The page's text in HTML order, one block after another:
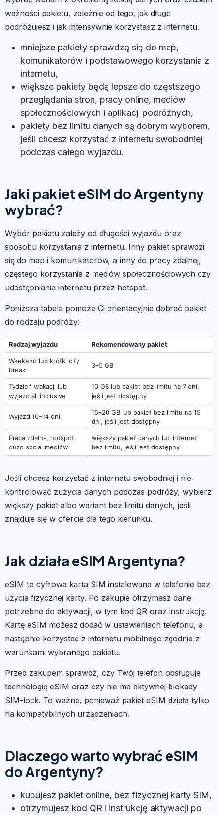
ważności pakietu, zależnie od tego, jak długo
podróżujesz i jak intensywnie korzystasz z internetu.
mniejsze pakiety sprawdzą się do map,
komunikatorów i podstawowego korzystania z
internetu,
większe pakiety będą lepsze do częstszego
przeglądania stron, pracy online, mediów
społecznościowych i aplikacji podróżnych,
pakiety bez limitu danych są dobrym wyborem,
jeśli chcesz korzystać z internetu swobodniej
podczas całego wyjazdu.
Jaki pakiet eSIM do Argentyny
wybrać?
Wybór pakietu zależy od długości wyjazdu oraz
sposobu korzystania z internetu. Inny pakiet sprawdzi
się do map i komunikatorów, a inny do pracy zdalnej,
częstego korzystania z mediów społecznościowych czy
udostępniania internetu przez hotspot.
Poniższa tabela pomoże Ci orientacyjnie dobrać pakiet
do rodzaju podróży:
Rodzaj wyjazdu Rekomendowany pakiet
Weekend lub krótki city
break
3–5 GB
Tydzień wakacji lub
wyjazd all inclusive
10 GB lub pakiet bez limitu na 7 dni,
jeśli jest dostępny
Wyjazd 10–14 dni
15–20 GB lub pakiet bez limitu na 15
dni, jeśli jest dostępny
Praca zdalna, hotspot,
dużo social mediów
większy pakiet danych lub internet
bez limitu, jeśli jest dostępny
Jeśli chcesz korzystać z internetu swobodniej i nie
kontrolować zużycia danych podczas podróży, wybierz
większy pakiet albo wariant bez limitu danych, jeśli
znajduje się w ofercie dla tego kierunku.
Jak działa eSIM Argentyna?
eSIM to cyfrowa karta SIM instalowana w telefonie bez
użycia fizycznej karty. Po zakupie otrzymasz dane
potrzebne do aktywacji, w tym kod QR oraz instrukcję.
Kartę eSIM możesz dodać w ustawieniach telefonu, a
następnie korzystać z internetu mobilnego zgodnie z
warunkami wybranego pakietu.
Przed zakupem sprawdź, czy Twój telefon obsługuje
technologię eSIM oraz czy nie ma aktywnej blokady
SIM-lock. To ważne, ponieważ pakiet eSIM działa tylko
na kompatybilnych urządzeniach.
Dlaczego warto wybrać eSIM
do Argentyny?
kupujesz pakiet online, bez fizycznej karty SIM,
otrzymujesz kod QR i instrukcję aktywacji po